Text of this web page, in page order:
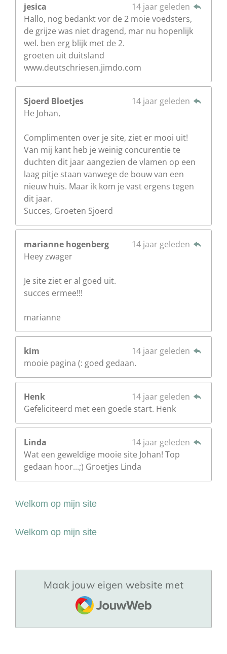
jesica
14 jaar geleden
Hallo, nog bedankt vor de 2 moie voedsters,
de grijze was niet dragend, mar nu hopenlijk
wel. ben erg blijk met de 2.
groeten uit duitsland
www.deutschriesen.jimdo.com
Sjoerd Bloetjes
14 jaar geleden
He Johan,
Complimenten over je site, ziet er mooi uit!
Van mij kant heb je weinig concurentie te
duchten dit jaar aangezien de vlamen op een
laag pitje staan vanwege de bouw van een
nieuw huis. Maar ik kom je vast ergens tegen
dit jaar.
Succes, Groeten Sjoerd
marianne hogenberg
14 jaar geleden
Heey zwager
Je site ziet er al goed uit.
succes ermee!!!
marianne
kim
14 jaar geleden
mooie pagina (: goed gedaan.
Henk
14 jaar geleden
Gefeliciteerd met een goede start. Henk
Linda
14 jaar geleden
Wat een geweldige mooie site Johan! Top
gedaan hoor...;) Groetjes Linda
Welkom op mijn site
Welkom op mijn site
Maak jouw eigen website met
JouwWeb